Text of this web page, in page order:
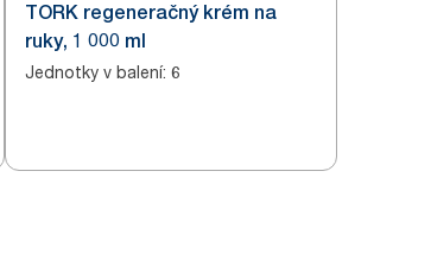
TORK regeneračný krém na
ruky, 1 000 ml
Jednotky v balení: 6